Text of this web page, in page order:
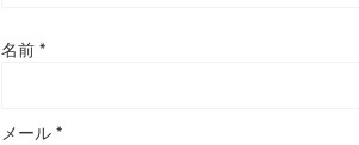
名前 *
メール *